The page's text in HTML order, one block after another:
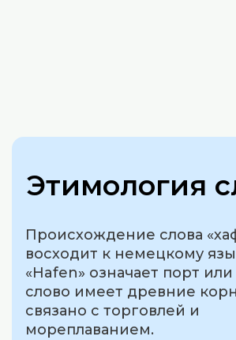
Этимология
Происхождение слова
восходит к немецкому
«Hafen» означает порт или
слово имеет древние
связано с торговлей и
мореплаванием.